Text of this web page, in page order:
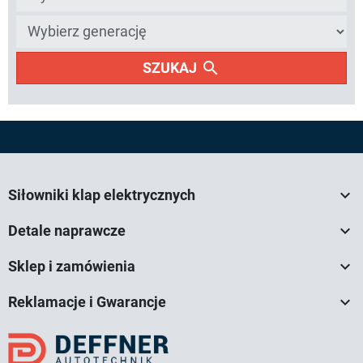
SZUKAJ search
Siłowniki klap elektrycznych 
Detale naprawcze 
Sklep i zamówienia 
Reklamacje i Gwarancje 